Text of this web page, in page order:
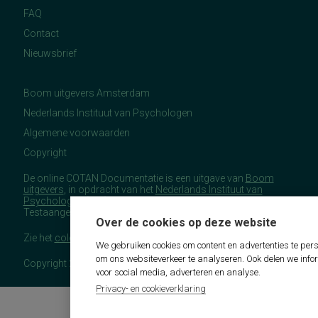
Over de cookies op deze website
We gebruiken cookies om content en advertenties te
om ons websiteverkeer te analyseren. Ook delen we
voor social media, adverteren en analyse.
Privacy- en cookieverklaring
FAQ
Contact
Nieuwsbrief
Boom uitgevers Amsterdam
Nederlands Instituut van Psychologen
Algemene voorwaarden
Copyright
De online COTAN Documentatie is een uitgave van Boom
uitgevers , in opdracht van het Nederlands Instituut van
Psychologen(NIP), namens de Commissie
Testaangelegenheden Nederland (COTAN).
Zie het colofon
Copyright 2026 - COTAN Documentatie